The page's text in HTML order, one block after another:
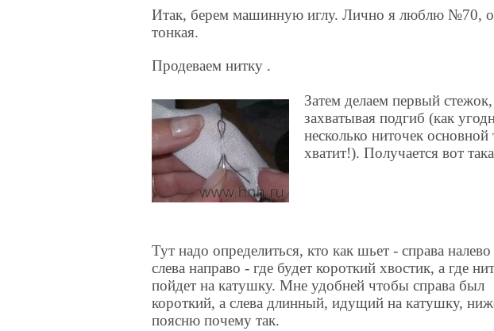
Итак, берем машинную иглу. Лично я люблю №70,
тонкая.
Продеваем нитку .
Затем делаем первый стежок,
захватывая подгиб (как
несколько ниточек
хватит!). Получается вот
Тут надо определиться, кто как шьет - справа
слева направо - где будет короткий хвостик, а где
пойдет на катушку. Мне удобней чтобы справа был
короткий, а слева длинный, идущий на катушку,
поясню почему так.